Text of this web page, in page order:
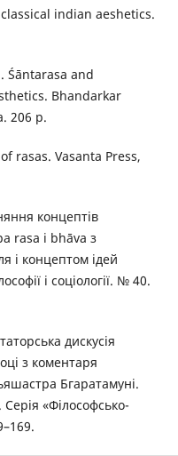
indian aeshetics.
Śāntarasa and
Bhandarkar
206 p.
rasas. Vasanta Press,
концептів
rasa i bhāva з
і концептом ідей
і соціології. № 40.
дискусія
з коментаря
Бгаратамуні.
Серія «Філософсько-